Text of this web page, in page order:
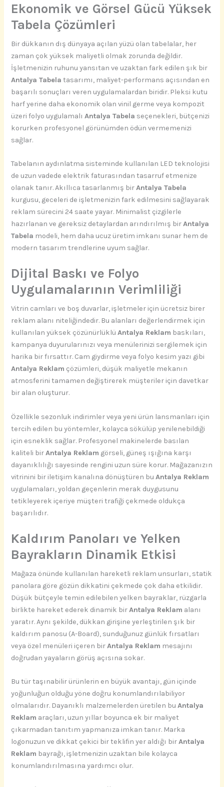
Ekonomik ve Görsel Gücü Yüksek
Tabela Çözümleri
Bir dükkanın dış dünyaya açılan yüzü olan tabelalar, her
zaman çok yüksek maliyetli olmak zorunda değildir.
İşletmenizin ruhunu yansıtan ve uzaktan fark edilen şık bir
Antalya Tabela tasarımı, maliyet-performans açısından en
başarılı sonuçları veren uygulamalardan biridir. Pleksi kutu
harf yerine daha ekonomik olan vinil germe veya kompozit
üzeri folyo uygulamalıAntalya Tabela seçenekleri, bütçenizi
korurken profesyonel görünümden ödün vermemenizi
sağlar.
Tabelanın aydınlatma sisteminde kullanılan LED teknolojisi
de uzun vadede elektrik faturasından tasarruf etmenize
olanak tanır. Akıllıca tasarlanmış birAntalya Tabela
kurgusu, geceleri de işletmenizin fark edilmesini sağlayarak
reklam sürecini 24 saate yayar. Minimalist çizgilerle
hazırlanan ve gereksiz detaylardan arındırılmış birAntalya
Tabela modeli, hem daha ucuz üretim imkanı sunar hem de
modern tasarım trendlerine uyum sağlar.
Dijital Baskı ve Folyo
Uygulamalarının Verimliliği
Vitrin camları ve boş duvarlar, işletmeler için ücretsiz birer
reklam alanı niteliğindedir. Bu alanları değerlendirmek için
kullanılan yüksek çözünürlüklüAntalya Reklam baskıları,
kampanya duyurularınızı veya menülerinizi sergilemek için
harika bir fırsattır. Cam giydirme veya folyo kesim yazı gibi
Antalya Reklam çözümleri, düşük maliyetle mekanın
atmosferini tamamen değiştirerek müşteriler için davetkar
bir alan oluşturur.
Özellikle sezonluk indirimler veya yeni ürün lansmanları için
tercih edilen bu yöntemler, kolayca sökülüp yenilenebildiği
için esneklik sağlar. Profesyonel makinelerde basılan
kaliteli birAntalya Reklam görseli, güneş ışığına karşı
dayanıklılığı sayesinde rengini uzun süre korur. Mağazanızın
vitrinini bir iletişim kanalına dönüştüren buAntalya Reklam
uygulamaları, yoldan geçenlerin merak duygusunu
tetikleyerek içeriye müşteri trafiği çekmede oldukça
başarılıdır.
Kaldırım Panoları ve Yelken
Bayrakların Dinamik Etkisi
Mağaza önünde kullanılan hareketli reklam unsurları, statik
panolara göre gözün dikkatini çekmede çok daha etkilidir.
Düşük bütçeyle temin edilebilen yelken bayraklar, rüzgarla
birlikte hareket ederek dinamik birAntalya Reklam alanı
yaratır. Aynı şekilde, dükkan girişine yerleştirilen şık bir
kaldırım panosu (A-Board), sunduğunuz günlük fırsatları
veya özel menüleri içeren birAntalya Reklam mesajını
doğrudan yayaların görüş açısına sokar.
Bu tür taşınabilir ürünlerin en büyük avantajı, gün içinde
yoğunluğun olduğu yöne doğru konumlandırılabiliyor
olmalarıdır. Dayanıklı malzemelerden üretilen buAntalya
Reklam araçları, uzun yıllar boyunca ek bir maliyet
çıkarmadan tanıtım yapmanıza imkan tanır. Marka
logonuzun ve dikkat çekici bir teklifin yer aldığı birAntalya
Reklam bayrağı, işletmenizin uzaktan bile kolayca
konumlandırılmasına yardımcı olur.